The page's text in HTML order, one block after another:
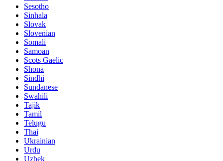
Sesotho
Sinhala
Slovak
Slovenian
Somali
Samoan
Scots Gaelic
Shona
Sindhi
Sundanese
Swahili
Tajik
Tamil
Telugu
Thai
Ukrainian
Urdu
Uzbek